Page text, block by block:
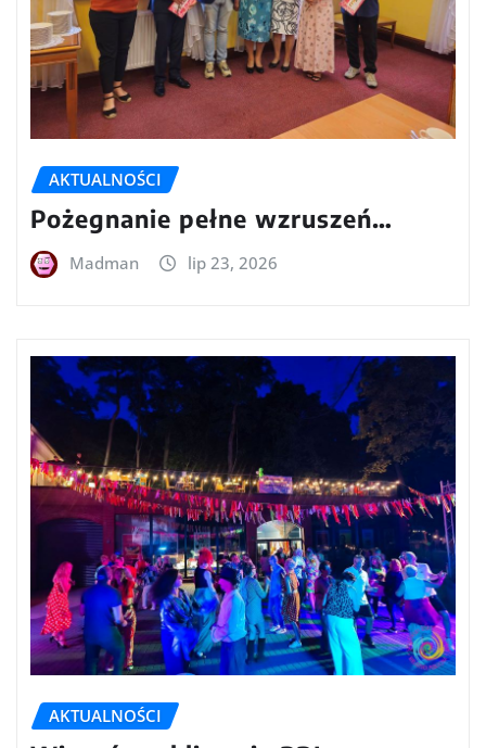
AKTUALNOŚCI
Pożegnanie pełne wzruszeń…
Madman lip 23, 2026
AKTUALNOŚCI